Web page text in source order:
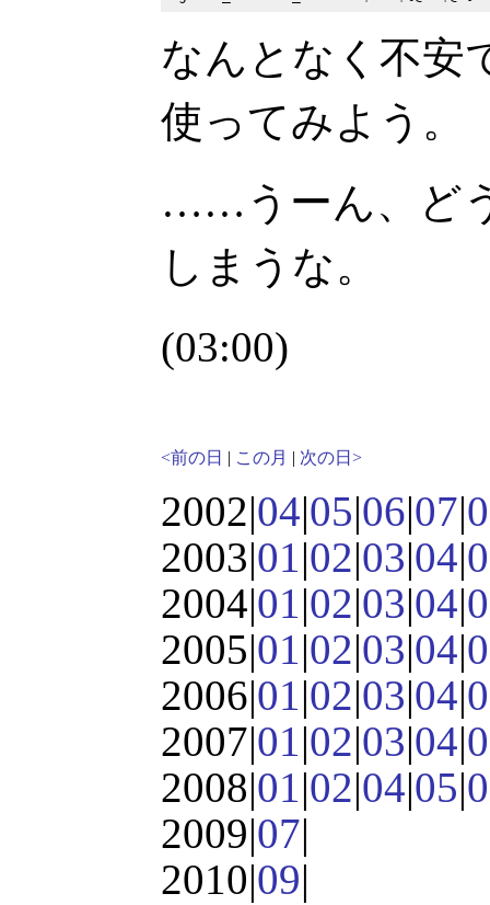
なんとなく不安
使ってみよう。
……うーん、ど
しまうな。
(03:00)
<前の日 | この月 | 次の日>
2002|04|05|06|07|
2003|01|02|03|04|
2004|01|02|03|04|
2005|01|02|03|04|
2006|01|02|03|04|
2007|01|02|03|04|
2008|01|02|04|05|
2009|07|
2010|09|